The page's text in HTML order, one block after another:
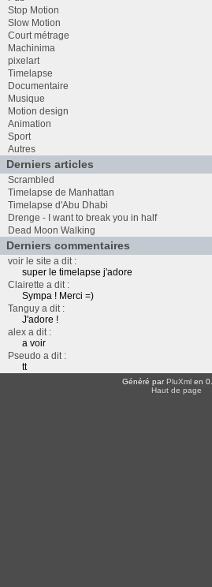
Stop Motion
Slow Motion
Court métrage
Machinima
pixelart
Timelapse
Documentaire
Musique
Motion design
Animation
Sport
Autres
Derniers articles
Scrambled
Timelapse de Manhattan
Timelapse d'Abu Dhabi
Drenge - I want to break you in half
Dead Moon Walking
Derniers commentaires
voir le site a dit :
super le timelapse j'adore
Clairette a dit :
Sympa ! Merci =)
Tanguy a dit :
J'adore !
alex a dit :
a voir
Pseudo a dit :
tt
Généré parPluXml en
Haut de page